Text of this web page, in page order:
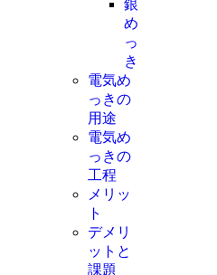
銀
め
っ
き
電気め
っきの
用途
電気め
っきの
工程
メリッ
ト
デメリ
ットと
課題